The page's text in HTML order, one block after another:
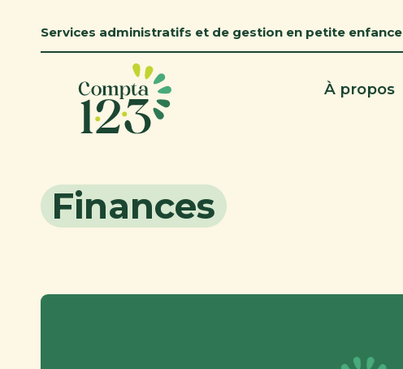
Services administratifs et de gestion en petite enfance
À propos
Finances